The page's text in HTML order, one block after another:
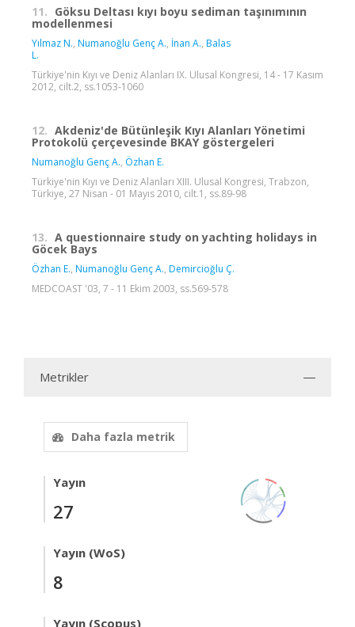
11. Göksu Deltası kıyı boyu sediman taşınımının
modellenmesi
Yılmaz N., Numanoğlu Genç A., İnan A., Balas
L.
Türkiye'nin Kıyı ve Deniz Alanları IX. Ulusal Kongresi, 14 - 17 Kasım
2012, cilt.2, ss.1053-1060
12. Akdeniz'de Bütünleşik Kıyı Alanları Yönetimi
Protokolü çerçevesinde BKAY göstergeleri
Numanoğlu Genç A., Özhan E.
Türkiye'nin Kıyı ve Deniz Alanları XIII. Ulusal Kongresi, Trabzon,
Türkiye, 27 Nisan - 01 Mayıs 2010, cilt.1, ss.89-98
13. A questionnaire study on yachting holidays in
Göcek Bays
Özhan E., Numanoğlu Genç A., Demircioğlu Ç.
MEDCOAST '03, 7 - 11 Ekim 2003, ss.569-578
Metrikler
Daha fazla metrik
Yayın
27
Yayın (WoS)
8
Yayın (Scopus)